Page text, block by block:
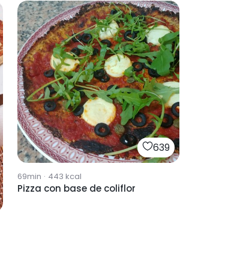
639
69min · 443 kcal
Pizza con base de coliflor